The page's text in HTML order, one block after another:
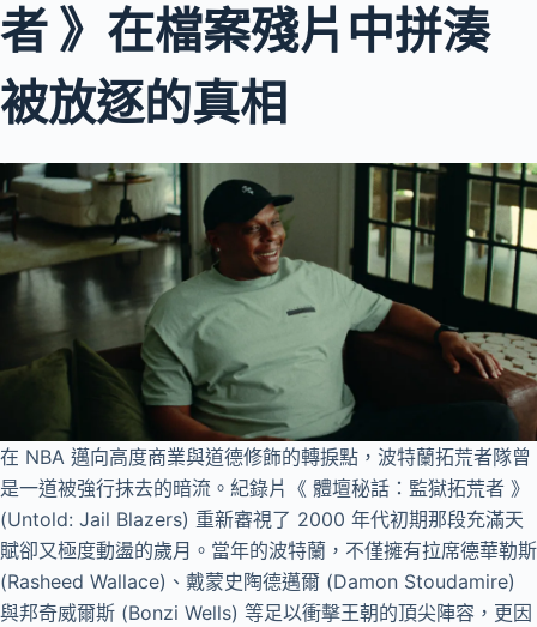
者 》在檔案殘片中拼湊
被放逐的真相
在 NBA 邁向高度商業與道德修飾的轉捩點，波特蘭拓荒者隊曾
是一道被強行抹去的暗流。紀錄片《 體壇秘話：監獄拓荒者 》
(Untold: Jail Blazers) 重新審視了 2000 年代初期那段充滿天
賦卻又極度動盪的歲月。當年的波特蘭，不僅擁有拉席德華勒斯
(Rasheed Wallace)、戴蒙史陶德邁爾 (Damon Stoudamire)
與邦奇威爾斯 (Bonzi Wells) 等足以衝擊王朝的頂尖陣容，更因